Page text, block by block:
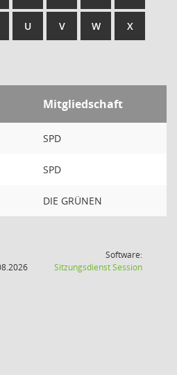
U V W X
Mitgliedschaft
SPD
SPD
DIE GRÜNEN
Software:
SitzungsdienstSession(Wird in